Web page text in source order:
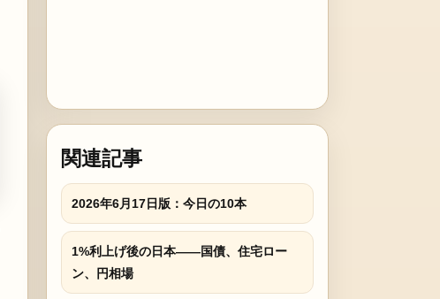
関連記事
2026年6月17日版：今日の10本
1%利上げ後の日本――国債、住宅ロー
ン、円相場